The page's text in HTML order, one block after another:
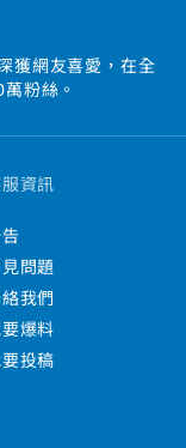
獲網友喜愛，在全
粉絲。
資訊
問題
我們
爆料
投稿